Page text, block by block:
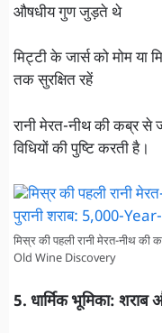
औषधीय गुण जुड़ते थे
मिट्टी के जार्स को मोम या
तक सुरक्षित रहें
रानी मेरत-नीथ की कब्र से
विधियों की पुष्टि करती है।
मिस्र की पहली रानी मेरत-नीथ की
Old Wine Discovery
5. धार्मिक भूमिका: